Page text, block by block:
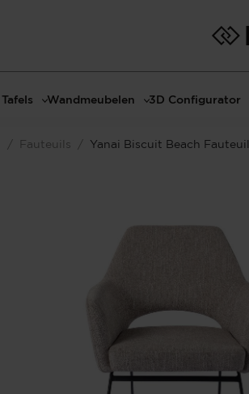
Tafels Wandmeubelen 3D Configurator
/ Fauteuils / Yanai Biscuit Beach Fauteuil